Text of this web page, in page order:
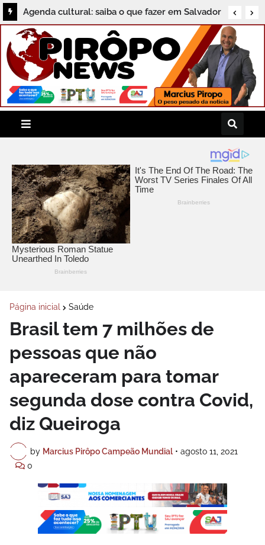
Agenda cultural: saiba o que fazer em Salvador
neste sábado
Página inicial Saúde
Brasil tem 7 milhões de
pessoas que não
apareceram para tomar
segunda dose contra Covid,
diz Queiroga
by Marcius Pirôpo Campeão Mundial • agosto 11, 2021
0